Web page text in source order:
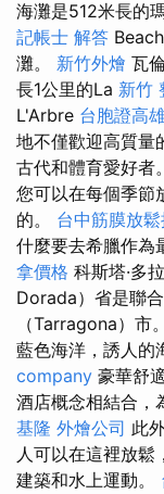
海灘是512米長的
記帳士 解答
灘。 新竹外燴 瓦
長1公里的La 新竹
L'Arbre 台胞證高
地不僅歡迎高質量
古代和體育愛好者
您可以在每個季節
的。 台中筋膜放
什麼要去希臘作為
拿價格 科斯塔·多
Dorada）省是聯
（Tarragona）市
藍色海洋，誘人的
company 豪華舒
酒店概念相結合，
基隆 外燴公司 此
人可以在這裡放鬆
建築和水上運動。